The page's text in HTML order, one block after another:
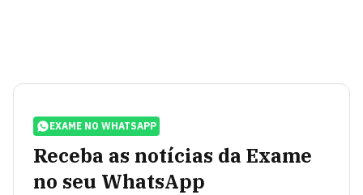
EXAME NO WHATSAPP
Receba as notícias da Exame
no seu WhatsApp